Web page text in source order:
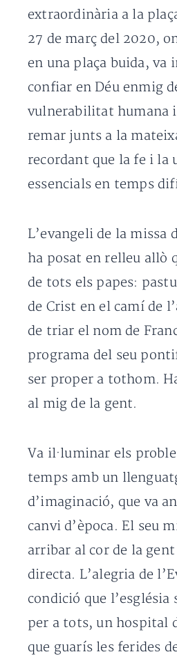
extraordinària a la
27 de març del 2020,
en una plaça buida, va
confiar en Déu enmig
vulnerabilitat humana
remar junts a la
recordant que la fe i la
essencials en temps
L’evangeli de la missa
ha posat en relleu allò
de tots els papes:
de Crist en el camí de
de triar el nom de
programa del seu
ser proper a tothom.
al mig de la gent.
Va il·luminar els
temps amb un
d’imaginació, que va
canvi d’època. El seu
arribar al cor de la
directa. L’alegria de
condició que l’església
per a tots, un hospital
que guarís les ferides